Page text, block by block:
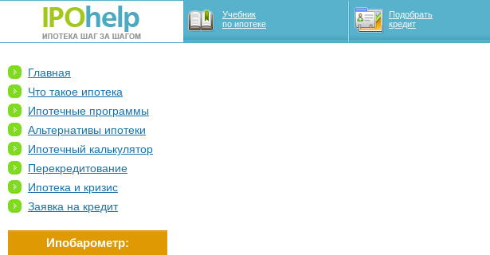
Учебник
по ипотеке
Подобрать
кредит
Главная
Что такое ипотека
Ипотечные программы
Альтернативы ипотеки
Ипотечный калькулятор
Перекредитование
Ипотека и кризис
Заявка на кредит
Ипобарометр: